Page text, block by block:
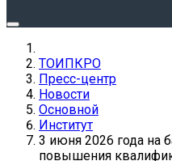
ТОИПКРО
Пресс-центр
Новости
Основной
Институт
3 июня 2026 года на
повышения